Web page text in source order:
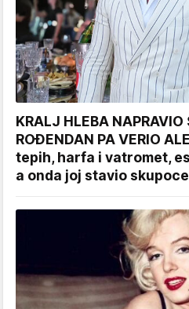
KRALJ HLEBA
ROĐENDAN PA VERIO
tepih, harfa i vatromet,
a onda joj stavio